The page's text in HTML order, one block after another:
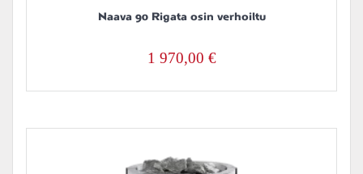
Naava 90 Rigata osin verhoiltu
1 970,00 €